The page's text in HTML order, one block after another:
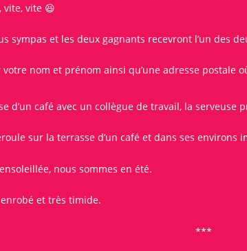
vite 😆
sympas et les deux gagnants recevront l’un des
nom et prénom ainsi qu’une adresse postale
d’un café avec un collègue de travail, la
sur la terrasse d’un café et dans ses environs
nous sommes en été.
et très timide.
***